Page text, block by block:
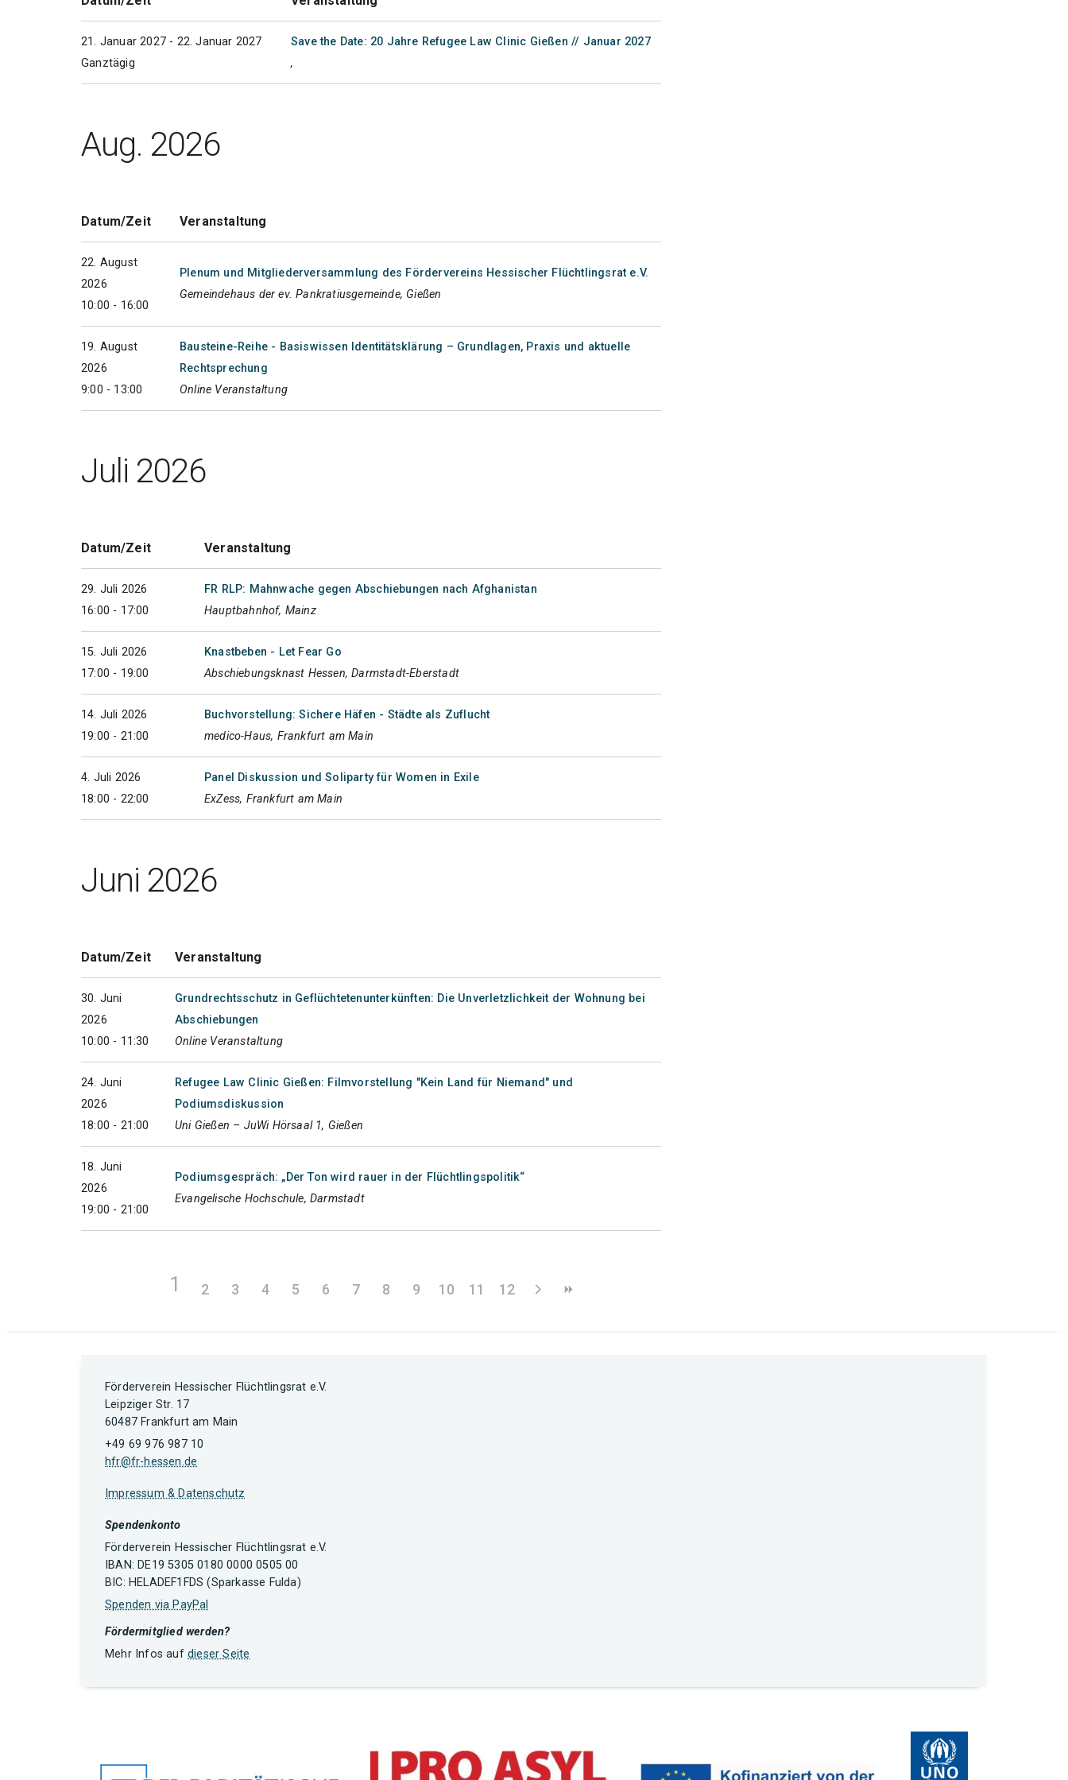
21. Januar 2027 - 22. Januar 2027
Ganztägig
Save the Date: 20 Jahre Refugee Law Clinic Gießen // Januar 2027
,
Aug. 2026
Datum/Zeit Veranstaltung
22. August
2026
10:00 - 16:00
Plenum und Mitgliederversammlung des Fördervereins Hessischer Flüchtlingsrat e.V.
Gemeindehaus der ev. Pankratiusgemeinde, Gießen
19. August
2026
9:00 - 13:00
Bausteine-Reihe - Basiswissen Identitätsklärung – Grundlagen, Praxis und aktuelle
Rechtsprechung
Online Veranstaltung
Juli 2026
Datum/Zeit Veranstaltung
29. Juli 2026
16:00 - 17:00
FR RLP: Mahnwache gegen Abschiebungen nach Afghanistan
Hauptbahnhof, Mainz
15. Juli 2026
17:00 - 19:00
Knastbeben - Let Fear Go
Abschiebungsknast Hessen, Darmstadt-Eberstadt
14. Juli 2026
19:00 - 21:00
Buchvorstellung: Sichere Häfen - Städte als Zuflucht
medico-Haus, Frankfurt am Main
4. Juli 2026
18:00 - 22:00
Panel Diskussion und Soliparty für Women in Exile
ExZess, Frankfurt am Main
Juni 2026
Datum/Zeit Veranstaltung
30. Juni
2026
10:00 - 11:30
Grundrechtsschutz in Geflüchtetenunterkünften: Die Unverletzlichkeit der Wohnung bei
Abschiebungen
Online Veranstaltung
24. Juni
2026
18:00 - 21:00
Refugee Law Clinic Gießen: Filmvorstellung "Kein Land für Niemand" und
Podiumsdiskussion
Uni Gießen – JuWi Hörsaal 1, Gießen
18. Juni
2026
19:00 - 21:00
Podiumsgespräch: „Der Ton wird rauer in der Flüchtlingspolitik“
Evangelische Hochschule, Darmstadt
1 2 3 4 5 6 7 8 9 10 11 12
Förderverein Hessischer Flüchtlingsrat e.V.
Leipziger Str. 17
60487 Frankfurt am Main
+49 69 976 987 10
hfr@fr-hessen.de
Impressum & Datenschutz
Spendenkonto
Förderverein Hessischer Flüchtlingsrat e.V.
IBAN: DE19 5305 0180 0000 0505 00
BIC: HELADEF1FDS (Sparkasse Fulda)
Spenden via PayPal
Fördermitglied werden?
Mehr Infos auf dieser Seite